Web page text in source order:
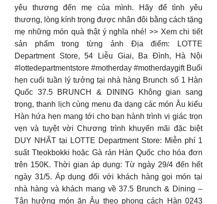
yêu thương đến mẹ của mình. Hãy để tình yêu
thương, lòng kính trọng được nhân đôi bằng cách tặng
mẹ những món quà thật ý nghĩa nhé! >> Xem chi tiết
sản phẩm trong từng ảnh Địa điểm: LOTTE
Department Store, 54 Liễu Giai, Ba Đình, Hà Nội
#lottedepartmentstore #motherday #motherdaygift Buổi
hẹn cuối tuần lý tưởng tại nhà hàng Brunch số 1 Hàn
Quốc 37.5 BRUNCH & DINING Không gian sang
trọng, thanh lịch cùng menu đa dạng các món Âu kiểu
Hàn hứa hẹn mang tới cho bạn hành trình vị giác trọn
vẹn và tuyệt vời Chương trình khuyến mãi đặc biệt
DUY NHẤT tại LOTTE Department Store: Miễn phí 1
suất Tteokbokki hoặc Gà rán Hàn Quốc cho hóa đơn
trên 150K. Thời gian áp dụng: Từ ngày 29/4 đến hết
ngày 31/5. Áp dụng đối với khách hàng gọi món tại
nhà hàng và khách mang về 37.5 Brunch & Dining –
Tận hưởng món ăn Âu theo phong cách Hàn 0243